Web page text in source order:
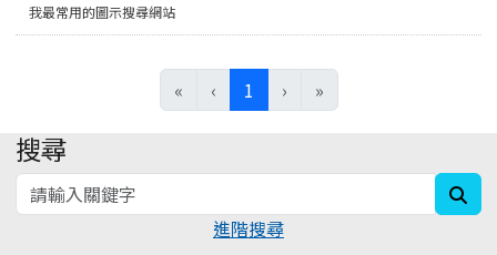
我最常用的圖示搜尋網站
« ‹ 1 (current)
› »
:::
搜尋
進階搜尋